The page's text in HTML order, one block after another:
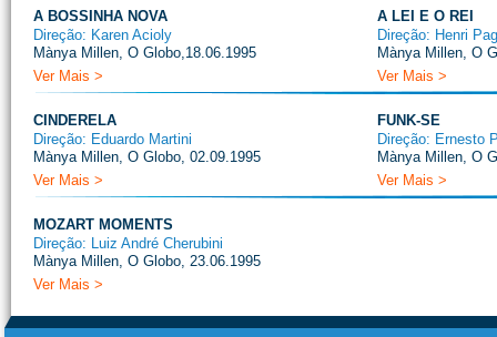
A BOSSINHA NOVA
Direção: Karen Acioly
Mànya Millen, O Globo,18.06.1995
Ver Mais >
A LEI E O REI
Direção: Henri
Mànya Millen, O
Ver Mais >
CINDERELA
Direção: Eduardo Martini
Mànya Millen, O Globo, 02.09.1995
Ver Mais >
FUNK-SE
Direção: Ernesto
Mànya Millen, O
Ver Mais >
MOZART MOMENTS
Direção: Luiz André Cherubini
Mànya Millen, O Globo, 23.06.1995
Ver Mais >